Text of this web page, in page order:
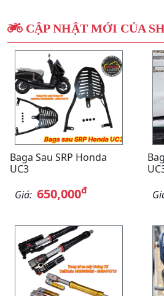
CẬP NHẬT MỚI CỦA
Baga Sau SRP Honda
UC3
Giá: 650,000đ